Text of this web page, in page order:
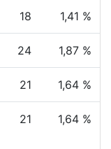
18 1,41 %
24 1,87 %
21 1,64 %
21 1,64 %